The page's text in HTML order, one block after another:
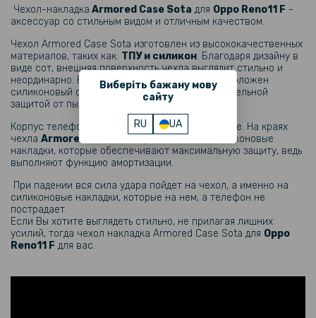
Виберіть бажану мову
сайту
RU UA
299 грн
Чехол накладка Ricco Camera Sliding для Oppo Reno11 F
246 грн
289 грн
Кожаный чехол - накладка CODE Tactile Experience для Oppo Reno11
F
239 грн
359 грн
Чехол - накладка Omeve Magnetic Ring для Oppo Reno11 F
159 грн
Чехол-накладка Armored Case Sota для Oppo Reno11 F​ -
аксессуар со стильным видом и отличным качеством.
Чехол Armored Case Sota изготовлен из высококачественных
материалов, таких как: ТПУ и силикон. Благодаря дизайну в
виде сот, внешняя поверхность чехла выглядит стильно и
неординарно. Во внутренней части чехла расположен
силиконовый ободок, который служит дополнительной
защитой от пыли и грязи.
Корпус телефона надежно закрепляется в чехле. На краях
чехла Armored Case Sota
расположены силиконовые
накладки, которые обеспечивают максимальную защиту, ведь
выполняют функцию амортизации.
При падении вся сила удара пойдет на чехол, а именно на
силиконовые накладки, которые на нем, а телефон не
пострадает.
Если Вы хотите выглядеть стильно, не прилагая лишних
усилий, тогда чехол накладка Armored Case Sota для Oppo
Reno11 F для вас.